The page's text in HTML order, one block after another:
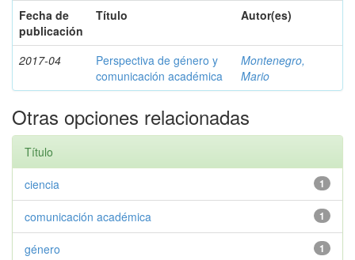
Fecha de
publicación
Título Autor(es)
2017-04
Perspectiva de género y
comunicación académica
Montenegro,
Mario
Otras opciones relacionadas
Título
1
ciencia
1
comunicación académica
1
género